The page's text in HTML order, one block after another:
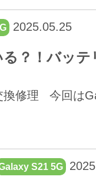
2025.05.25
？！バッ
換修理 今回は
S21 5G